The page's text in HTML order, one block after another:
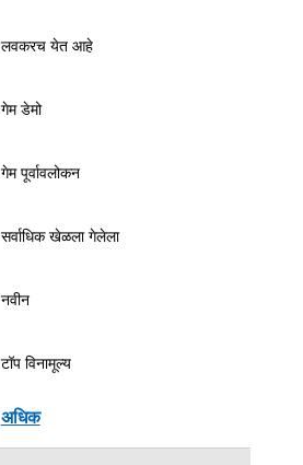
लवकरच येत आहे
गेम डेमो
गेम पूर्वावलोकन
सर्वाधिक खेळला गेलेला
नवीन
टॉप विनामूल्य
अधिक